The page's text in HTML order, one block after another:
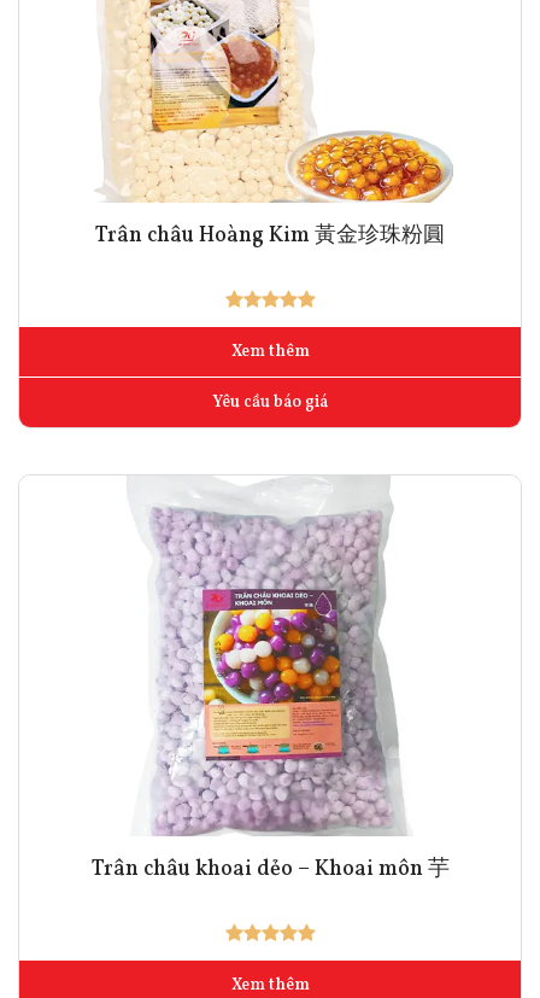
Trân châu Hoàng Kim 黃金珍珠粉圓
Xem thêm
Yêu cầu báo giá
Trân châu khoai dẻo – Khoai môn 芋
Xem thêm